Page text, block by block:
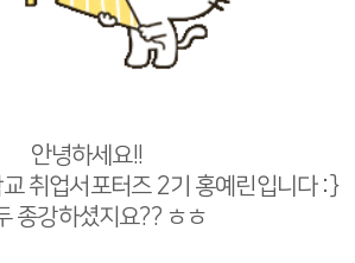
안녕하세요!!
취업서포터즈 2기 홍예린입니다 :}
종강하셨지요?? ㅎㅎ